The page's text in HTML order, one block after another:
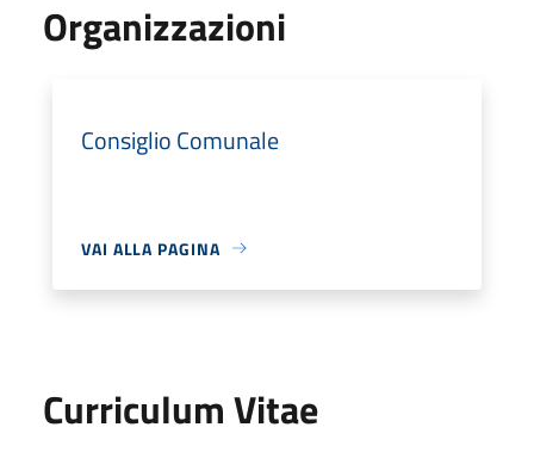
Organizzazioni
Consiglio Comunale
VAI ALLA PAGINA
Curriculum Vitae